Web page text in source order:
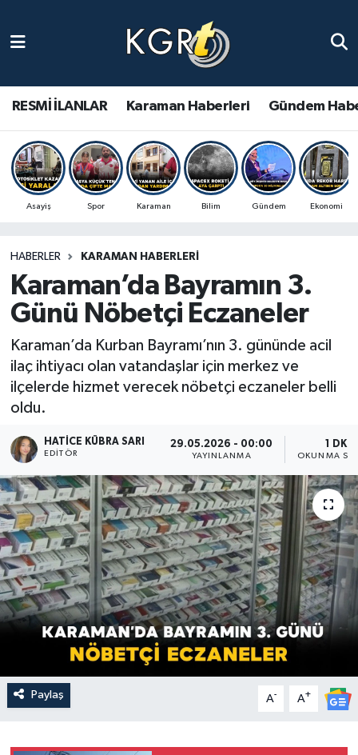
RESMİ İLANLAR Karaman Haberleri Gündem
Asayiş Spor Karaman Bilim Gündem Ekonomi
HABERLER KARAMAN HABERLERI
Karaman’da Bayramın 3.
Günü Nöbetçi Eczaneler
Karaman’da Kurban Bayramı’nın 3. gününde acil
ilaç ihtiyacı olan vatandaşlar için merkez ve
ilçelerde hizmet verecek nöbetçi eczaneler belli
oldu.
HATICE KÜBRA SARI
EDITÖR
29.05.2026 - 00:00
YAYINLANMA
1 DK
OKUNMA
Paylaş A- A+
Gündem Haberleri
Güncel Haberler
Spor Haberleri
Ulusal Haberler
Vefat Edenler